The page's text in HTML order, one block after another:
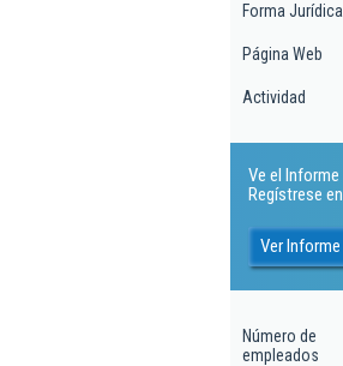
Forma Jurídica
Página Web
Actividad
Ve el
Regístrese
Ver
Número de
empleados